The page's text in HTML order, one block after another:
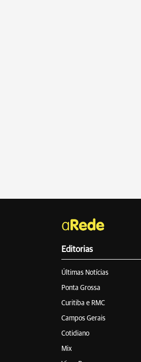
Editorias
Últimas Notícias
Ponta Grossa
Curitiba e RMC
Campos Gerais
Cotidiano
Mix